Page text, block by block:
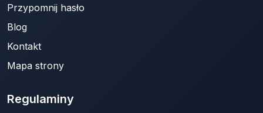
Przypomnij hasło
Blog
Kontakt
Mapa strony
Regulaminy